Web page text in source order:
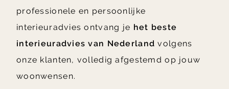
professionele en persoonlijke
interieuradvies ontvang je het beste
interieuradvies van Nederland volgens
onze klanten, volledig afgestemd op jouw
woonwensen.